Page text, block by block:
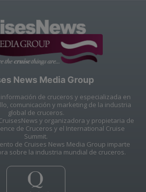
News Media Group
de cruceros y especializada en
comunicación y marketing de la industria
global de cruceros.
y organizadora y propietaria de
de Cruceros y el International Cruise
Summit.
de Cruises News Media Group imparte
sobre la industria mundial de cruceros.